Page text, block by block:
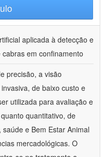
aplicada à detecção e
em confinamento
precisão, a visão
de baixo custo e
utilizada para avaliação e
quantitativo, de
e Bem Estar Animal
mercadológicas. O